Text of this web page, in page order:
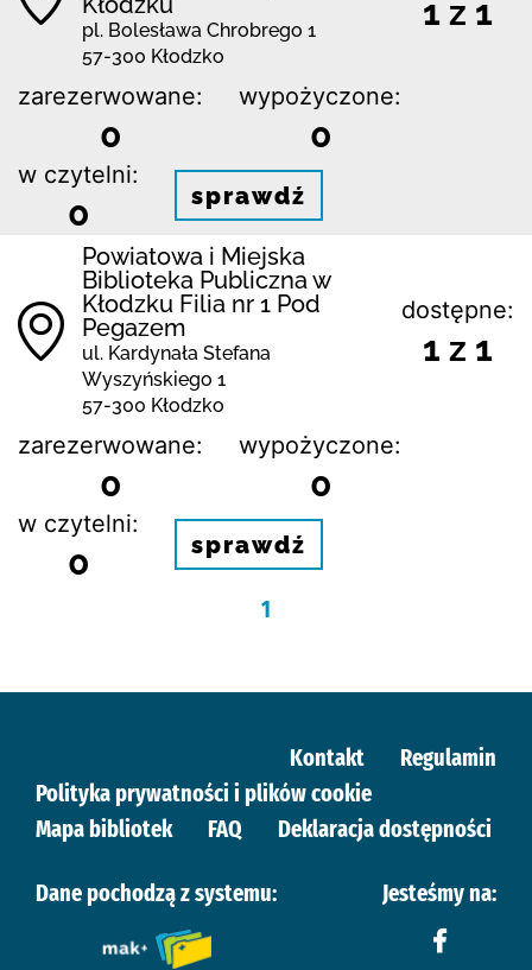
pl. Bolesława Chrobrego 1
57-300 Kłodzko
1 z 1
zarezerwowane:
0
wypożyczone:
0
w czytelni:
0 sprawdź
Powiatowa i Miejska
Biblioteka Publiczna w
Kłodzku Filia nr 1 Pod
Pegazem
ul. Kardynała Stefana
Wyszyńskiego 1
57-300 Kłodzko
dostępne:
1 z 1
zarezerwowane:
0
wypożyczone:
0
w czytelni:
0 sprawdź
1
Kontakt
Regulamin
Polityka prywatności i plików cookie
Mapa bibliotek
FAQ Deklaracja dostępności
Dane pochodzą z systemu: Jesteśmy na: